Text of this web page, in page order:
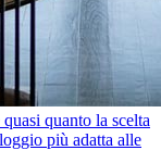
quanto la scelta
più adatta alle